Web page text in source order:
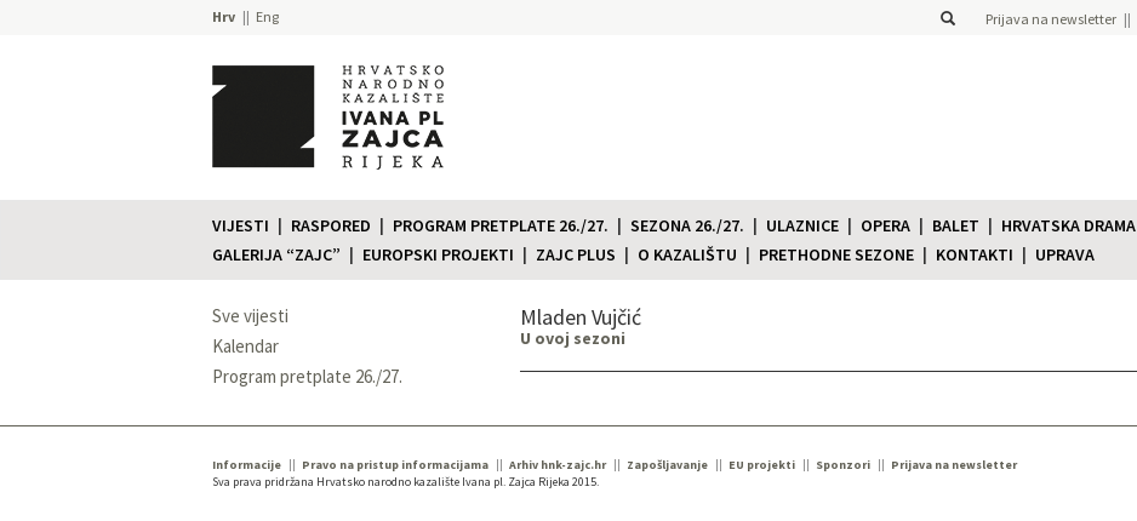
Hrv Eng Prijava na newsletter
VIJESTI RASPORED PROGRAM PRETPLATE 26./27. SEZONA 26./27. ULAZNICE OPERA BALET HRVATSKA DRAMA
GALERIJA “ZAJC”
EUROPSKI PROJEKTI ZAJC PLUS O KAZALIŠTU PRETHODNE SEZONE KONTAKTI UPRAVA
Sve vijesti
Kalendar
Program pretplate 26./27.
Mladen Vujčić
U ovoj sezoni
Informacije Pravo na pristup informacijama Arhiv hnk-zajc.hr Zapošljavanje EU projekti Sponzori
Prijava na newsletter
Sva prava pridržana Hrvatsko narodno kazalište Ivana pl. Zajca Rijeka 2015.